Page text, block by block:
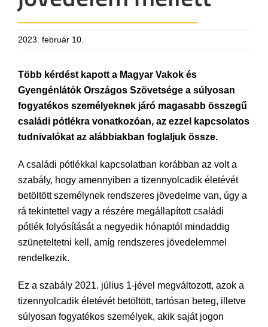
2023. február 10.
Több kérdést kapott a Magyar Vakok és
Gyengénlátók Országos Szövetsége a súlyosan
fogyatékos személyeknek járó magasabb összegű
családi pótlékra vonatkozóan, az ezzel kapcsolatos
tudnivalókat az alábbiakban foglaljuk össze.
A családi pótlékkal kapcsolatban korábban az volt a
szabály, hogy amennyiben a tizennyolcadik életévét
betöltött személynek rendszeres jövedelme van, úgy a
rá tekintettel vagy a részére megállapított családi
pótlék folyósítását a negyedik hónaptól mindaddig
szüneteltetni kell, amíg rendszeres jövedelemmel
rendelkezik.
Ez a szabály 2021. július 1-jével megváltozott, azok a
tizennyolcadik életévét betöltött, tartósan beteg, illetve
súlyosan fogyatékos személyek, akik saját jogon